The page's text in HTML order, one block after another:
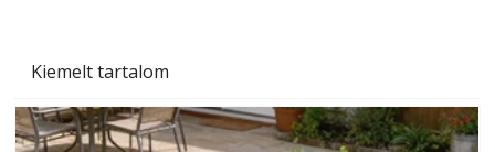
Kiemelt tartalom